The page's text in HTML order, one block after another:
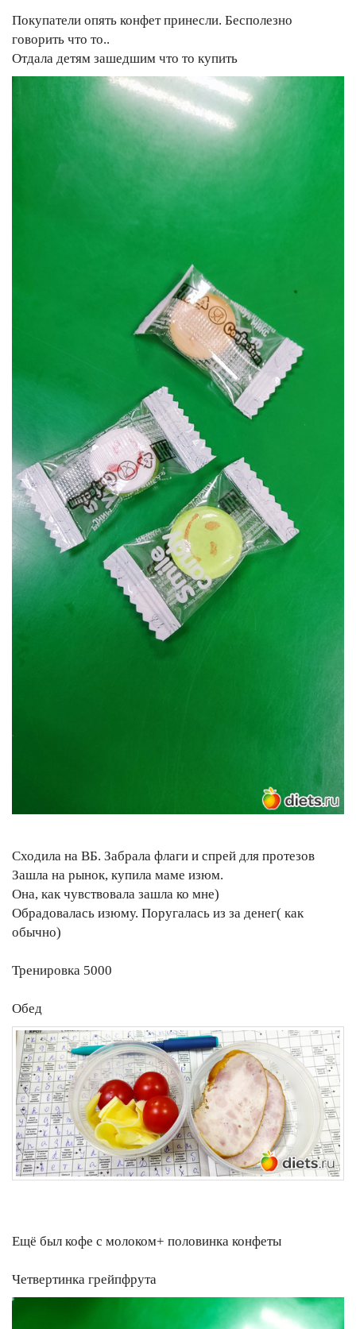
Покупатели опять конфет принесли. Бесполезно
говорить что то..
Отдала детям зашедшим что то купить
Сходила на ВБ. Забрала флаги и спрей для протезов
Зашла на рынок, купила маме изюм.
Она, как чувствовала зашла ко мне)
Обрадовалась изюму. Поругалась из за денег( как
обычно)
Тренировка 5000
Обед
Ещё был кофе с молоком+ половинка конфеты
Четвертинка грейпфрута